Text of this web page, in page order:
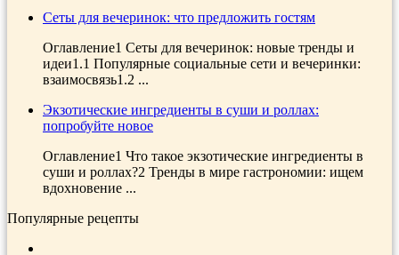
Сеты для вечеринок: что предложить гостям
Оглавление1 Сеты для вечеринок: новые тренды и
идеи1.1 Популярные социальные сети и вечеринки:
взаимосвязь1.2 ...
Экзотические ингредиенты в суши и роллах:
попробуйте новое
Оглавление1 Что такое экзотические ингредиенты в
суши и роллах?2 Тренды в мире гастрономии: ищем
вдохновение ...
Популярные рецепты